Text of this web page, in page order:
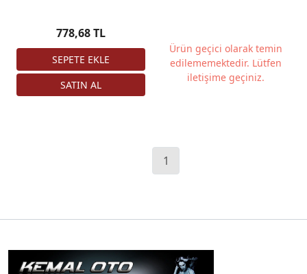
778,68 TL
Ürün geçici olarak temin
edilememektedir. Lütfen
iletişime geçiniz.
1